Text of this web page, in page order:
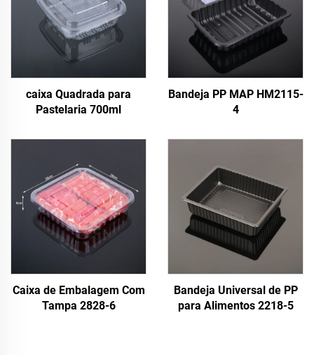
caixa Quadrada para
Pastelaria 700ml
Bandeja PP MAP HM2115-
4
Caixa de Embalagem Com
Tampa 2828-6
Bandeja Universal de PP
para Alimentos 2218-5